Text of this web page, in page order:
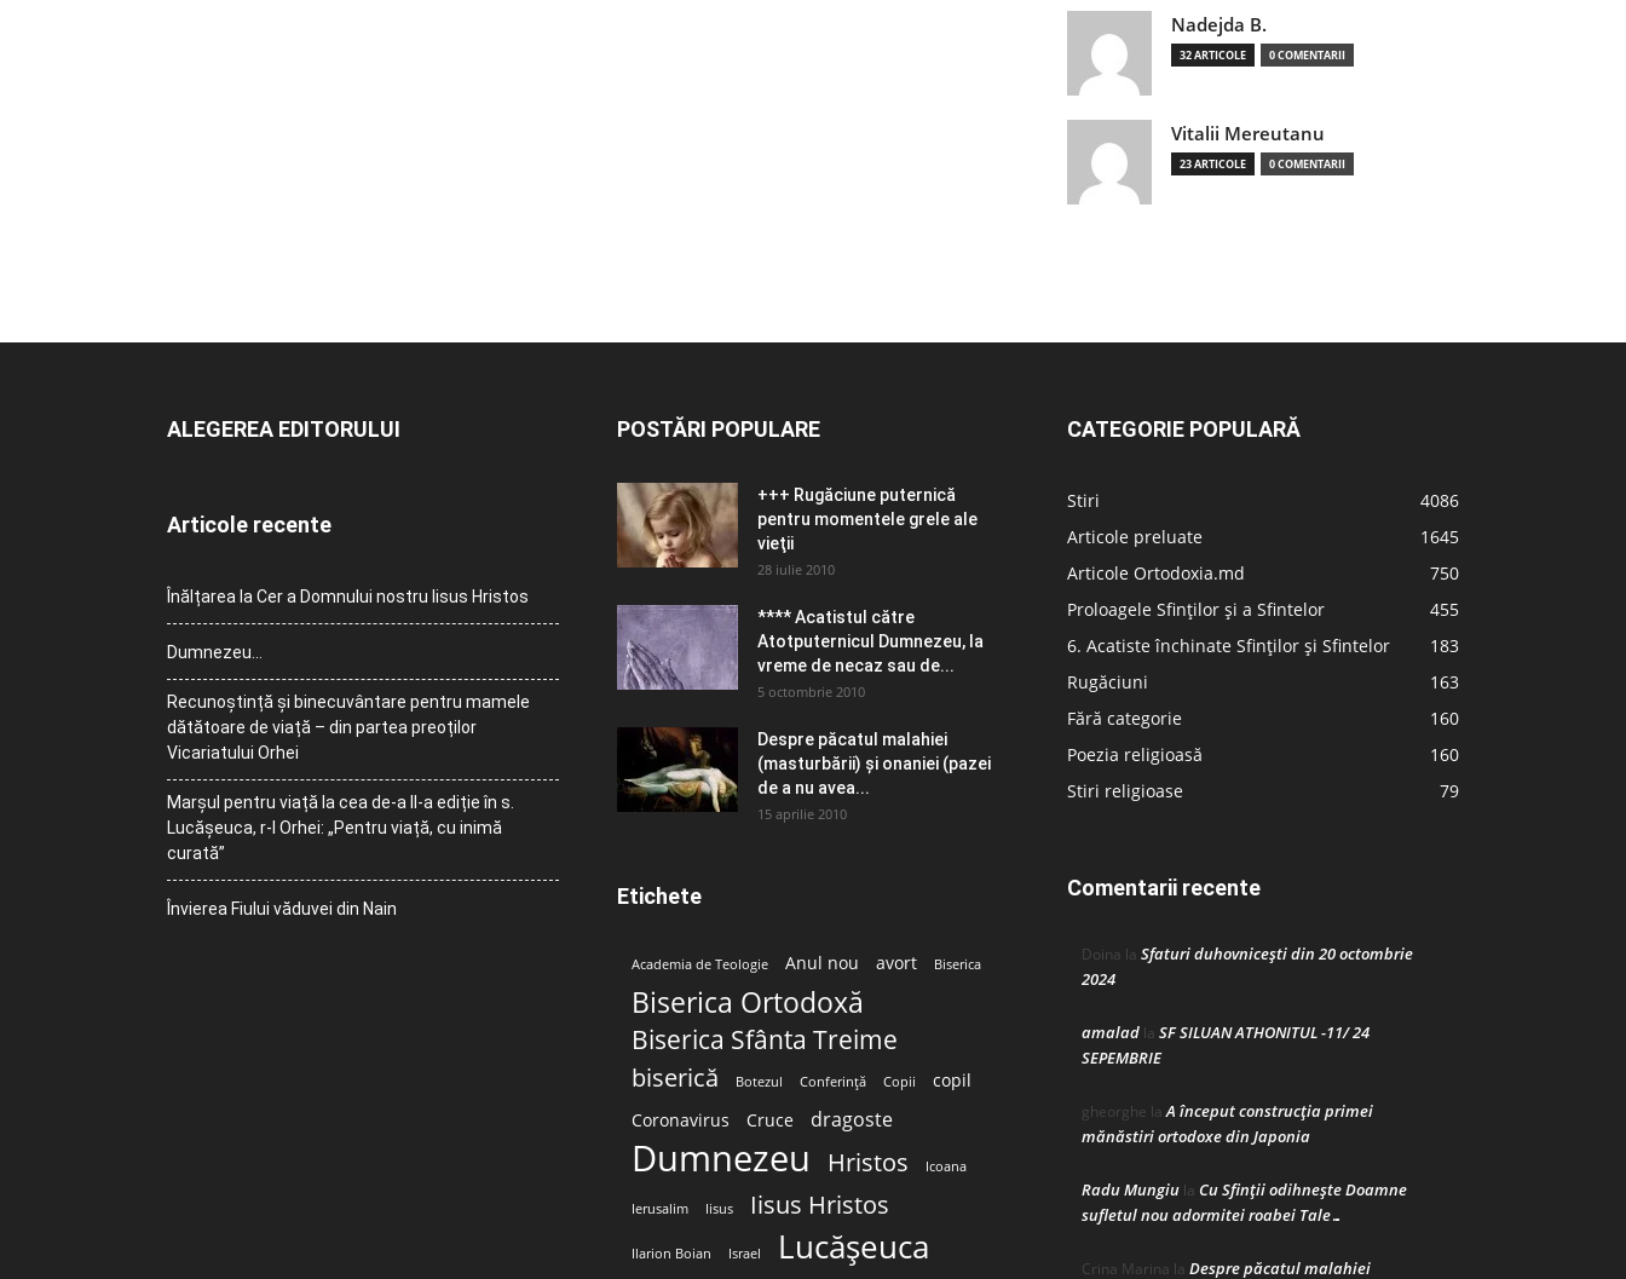
Nadejda B.
32 ARTICOLE 0 COMENTARII
Vitalii Mereutanu
23 ARTICOLE 0 COMENTARII
ALEGEREA EDITORULUI
Articole recente
Înălțarea la Cer a Domnului nostru Iisus Hristos
Dumnezeu…
Recunoștință și binecuvântare pentru mamele
dătătoare de viață – din partea preoților
Vicariatului Orhei
Marșul pentru viață la cea de-a II-a ediție în s.
Lucășeuca, r-l Orhei: „Pentru viață, cu inimă
curată”
Învierea Fiului văduvei din Nain
POSTĂRI POPULARE
+++ Rugăciune puternică
pentru momentele grele ale
vieţii
28 iulie 2010
**** Acatistul către
Atotputernicul Dumnezeu, la
vreme de necaz sau de...
5 octombrie 2010
Despre păcatul malahiei
(masturbării) şi onaniei (pazei
de a nu avea...
15 aprilie 2010
Etichete
Academia de Teologie Anul nou avort Biserica
Biserica Ortodoxă
Biserica Sfânta Treime
biserică Botezul Conferință Copii
copil
Coronavirus
Cruce dragoste
Dumnezeu Hristos Icoana
Ierusalim Iisus Iisus Hristos
Ilarion Boian Israel Lucășeuca
CATEGORIE POPULARĂ
Stiri
4086
Articole preluate
1645
Articole Ortodoxia.md
750
Proloagele Sfinților și a Sfintelor
455
6. Acatiste închinate Sfinților și Sfintelor
183
Rugăciuni
163
Fără categorie
160
Poezia religioasă
160
Stiri religioase
79
Comentarii recente
Doina la Sfaturi duhovnicești din 20 octombrie
2024
amalad la SF SILUAN ATHONITUL -11/ 24
SEPEMBRIE
gheorghe laA început construcţia primei
mănăstiri ortodoxe din Japonia
Radu Mungiu la Cu Sfinții odihnește Doamne
sufletul nou adormitei roabei Tale…
Crina Marina la Despre păcatul malahiei